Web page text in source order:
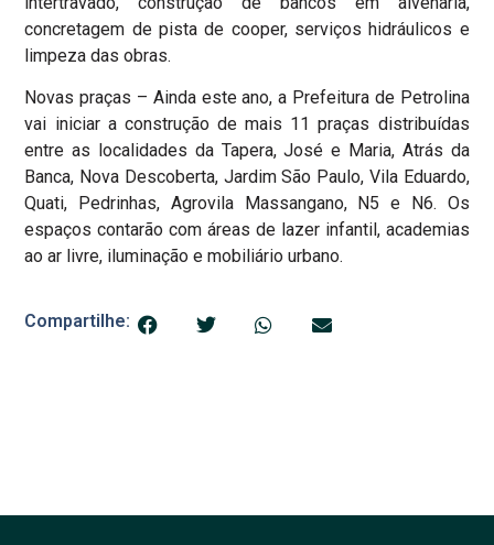
concretagem de pista de cooper, serviços hidráulicos e
limpeza das obras.
Novas praças – Ainda este ano, a Prefeitura de Petrolina
vai iniciar a construção de mais 11 praças distribuídas
entre as localidades da Tapera, José e Maria, Atrás da
Banca, Nova Descoberta, Jardim São Paulo, Vila Eduardo,
Quati, Pedrinhas, Agrovila Massangano, N5 e N6. Os
espaços contarão com áreas de lazer infantil, academias
ao ar livre, iluminação e mobiliário urbano.
Compartilhe: